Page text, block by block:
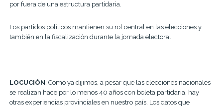
por fuera de una estructura partidaria.
Los partidos políticos mantienen su rol central en las elecciones y
también en la fiscalización durante la jornada electoral.
LOCUCIÓN: Como ya dijimos, a pesar que las elecciones nacionales
se realizan hace por lo menos 40 años con boleta partidaria, hay
otras experiencias provinciales en nuestro país. Los datos que